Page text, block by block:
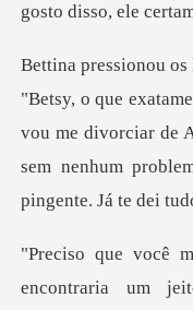
Baixar App
gosto d
vou me divorciar de
sem nenh
ntraria um